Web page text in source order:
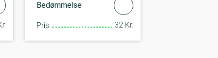
Bedømmelse
Pris 32 Kr.